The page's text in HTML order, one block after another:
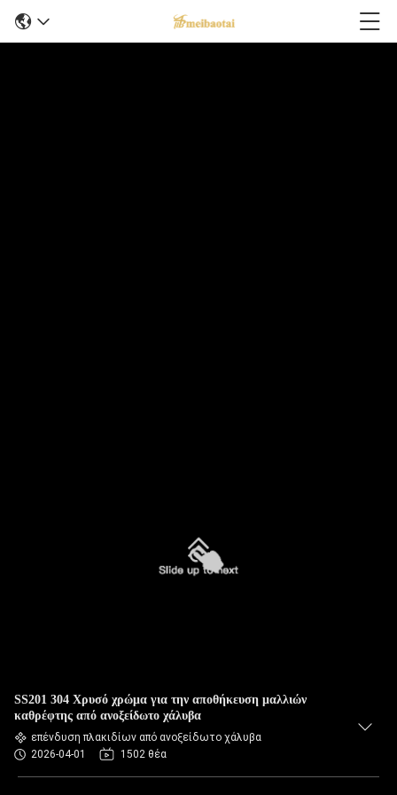
SS201 304 Χρυσό χρώμα για την αποθήκευση μαλλιών
καθρέφτης από ανοξείδωτο χάλυβα
επένδυση πλακιδίων από ανοξείδωτο χάλυβα
2026-04-01
1502 θέα